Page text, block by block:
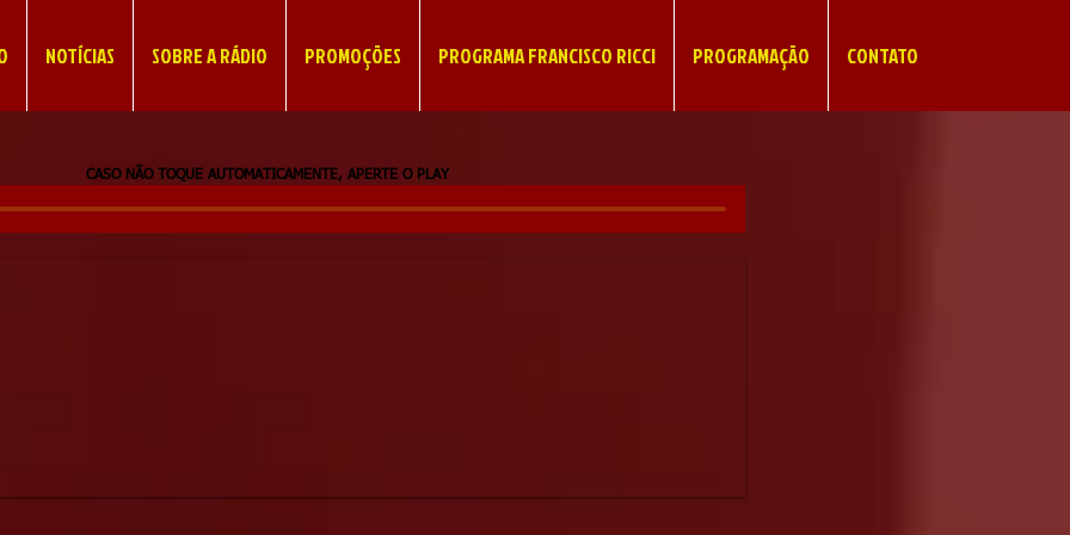
NOTÍCIAS SOBRE A RÁDIO PROMOÇÕES PROGRAMA FRANCISCO RICCI PROGRAMAÇÃO CONTATO
CASO NÃO TOQUE AUTOMATICAMENTE, APERTE O PLAY